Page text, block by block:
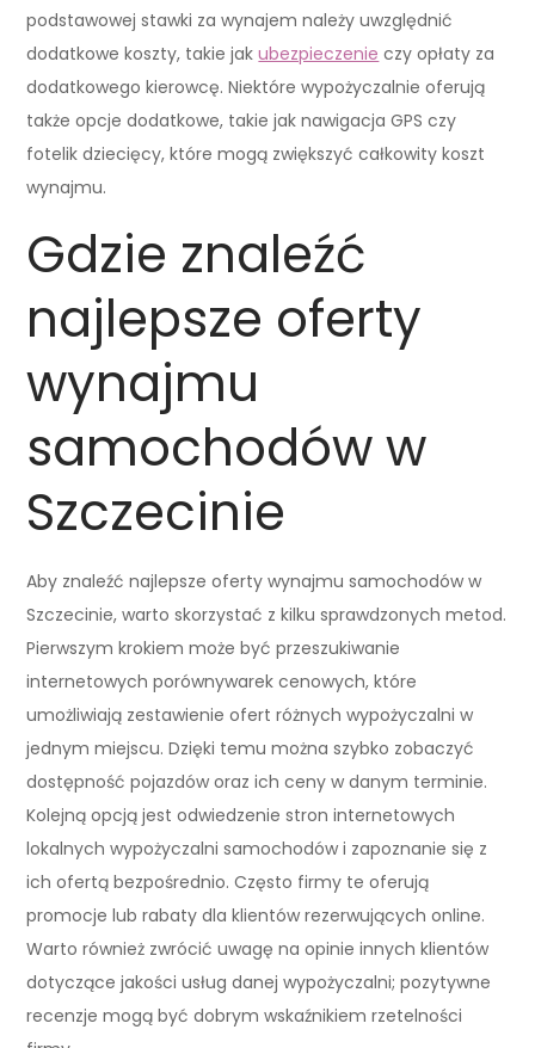
podstawowej stawki za wynajem należy uwzględnić
dodatkowe koszty, takie jakubezpieczenie czy opłaty za
dodatkowego kierowcę. Niektóre wypożyczalnie oferują
także opcje dodatkowe, takie jak nawigacja GPS czy
fotelik dziecięcy, które mogą zwiększyć całkowity koszt
wynajmu.
Gdzie znaleźć
najlepsze oferty
wynajmu
samochodów w
Szczecinie
Aby znaleźć najlepsze oferty wynajmu samochodów w
Szczecinie, warto skorzystać z kilku sprawdzonych metod.
Pierwszym krokiem może być przeszukiwanie
internetowych porównywarek cenowych, które
umożliwiają zestawienie ofert różnych wypożyczalni w
jednym miejscu. Dzięki temu można szybko zobaczyć
dostępność pojazdów oraz ich ceny w danym terminie.
Kolejną opcją jest odwiedzenie stron internetowych
lokalnych wypożyczalni samochodów i zapoznanie się z
ich ofertą bezpośrednio. Często firmy te oferują
promocje lub rabaty dla klientów rezerwujących online.
Warto również zwrócić uwagę na opinie innych klientów
dotyczące jakości usług danej wypożyczalni; pozytywne
recenzje mogą być dobrym wskaźnikiem rzetelności